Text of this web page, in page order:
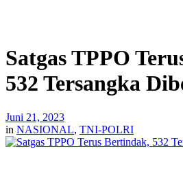
Satgas TPPO
532 Tersangka
Juni 21, 2023
in NASIONAL, TNI-POLRI